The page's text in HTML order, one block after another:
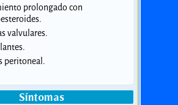
prolongado con
valvulares.
peritoneal.
Síntomas